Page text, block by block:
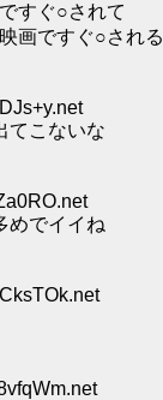
すぐ○されて
画ですぐ○される
てこないな
めでイイね